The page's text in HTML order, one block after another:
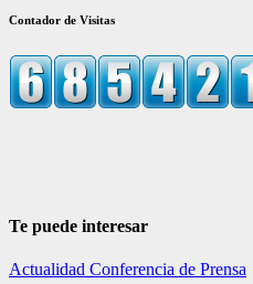
Contador de Visitas
Te puede interesar
Actualidad Conferencia de Prensa